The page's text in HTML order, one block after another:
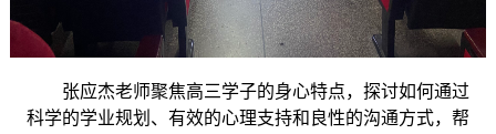
张应杰老师聚焦高三学子的身心特点，探讨如何通过
科学的学业规划、有效的心理支持和良性的沟通方式，帮